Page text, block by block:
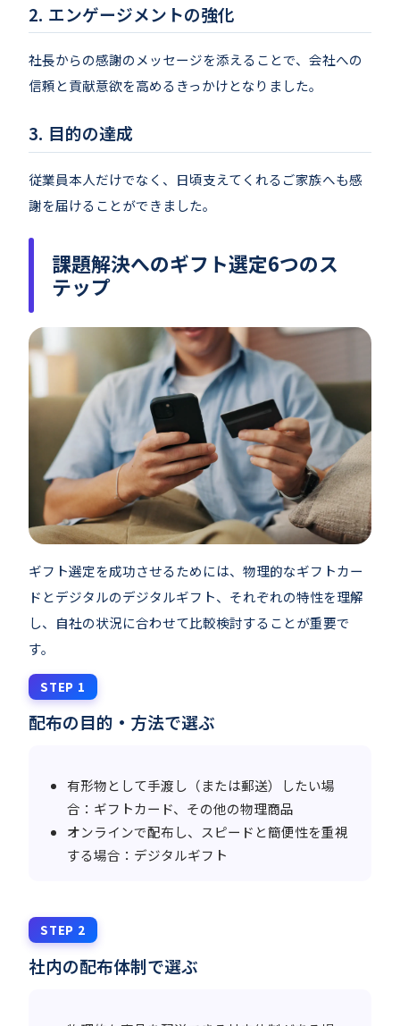
エンゲージメントの強化
社長からの感謝のメッセージを添えることで、会社への
信頼と貢献意欲を高めるきっかけとなりました。
目的の達成
従業員本人だけでなく、日頃支えてくれるご家族へも感
謝を届けることができました。
課題解決へのギフト選定6つのス
テップ
ギフト選定を成功させるためには、物理的なギフトカー
ドとデジタルのデジタルギフト、それぞれの特性を理解
し、自社の状況に合わせて比較検討することが重要で
す。
STEP 1
配布の目的・方法で選ぶ
有形物として手渡し（または郵送）したい場
合：ギフトカード、その他の物理商品
オンラインで配布し、スピードと簡便性を重視
する場合：デジタルギフト
STEP 2
社内の配布体制で選ぶ